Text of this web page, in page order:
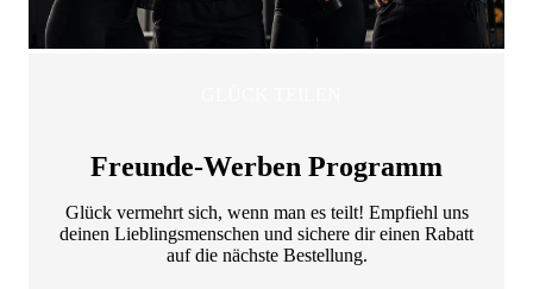
Freunde-Werben Programm
Glück vermehrt sich, wenn man es teilt! Empfiehl uns
deinen Lieblingsmenschen und sichere dir einen Rabatt
auf die nächste Bestellung.